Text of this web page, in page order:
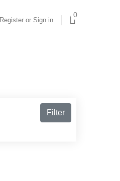
Register or Sign in
0
Filter